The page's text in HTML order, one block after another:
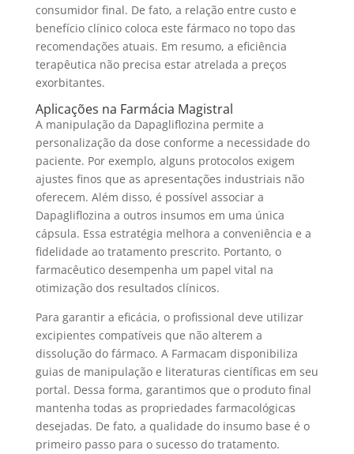
consumidor final. De fato, a relação entre custo e
benefício clínico coloca este fármaco no topo das
recomendações atuais. Em resumo, a eficiência
terapêutica não precisa estar atrelada a preços
exorbitantes.
Aplicações na Farmácia Magistral
A manipulação da Dapagliflozina permite a
personalização da dose conforme a necessidade do
paciente. Por exemplo, alguns protocolos exigem
ajustes finos que as apresentações industriais não
oferecem. Além disso, é possível associar a
Dapagliflozina a outros insumos em uma única
cápsula. Essa estratégia melhora a conveniência e a
fidelidade ao tratamento prescrito. Portanto, o
farmacêutico desempenha um papel vital na
otimização dos resultados clínicos.
Para garantir a eficácia, o profissional deve utilizar
excipientes compatíveis que não alterem a
dissolução do fármaco. A Farmacam disponibiliza
guias de manipulação e literaturas científicas em seu
portal. Dessa forma, garantimos que o produto final
mantenha todas as propriedades farmacológicas
desejadas. De fato, a qualidade do insumo base é o
primeiro passo para o sucesso do tratamento.